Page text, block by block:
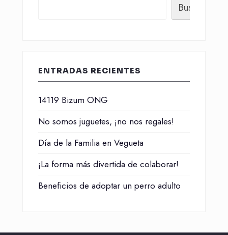
Buscar
ENTRADAS RECIENTES
14119 Bizum ONG
No somos juguetes, ¡no nos regales!
Día de la Familia en Vegueta
¡La forma más divertida de colaborar!
Beneficios de adoptar un perro adulto